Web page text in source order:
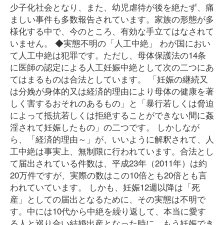
少子化社会となり、また、幼児虐待が後を絶たず、痛
ましい事件も多数報告されています。家族の形態が多
様化する中で、今のところ、有効な手立てはなされて
いません。 ◆実態不明の「人工中絶」 わが国におい
て人工中絶は犯罪です。ただし、母体保護法の14条
に医師の認定による人工妊娠中絶として次の二つにあ
てはまるものは合法としています。 「妊娠の継続又
は分娩が身体的又は経済的理由により母体の健康を著
しく害するおそれのあるもの」と「暴行若しくは脅迫
によって抵抗若しくは拒絶することができない間に姦
淫されて妊娠したもの」の二つです。 しかしなが
ら、「経済的理由～」が、いいように解釈されて、人
工中絶は事実上、無制限に行われています。合法とし
て届出されている件数は、平成23年（2011年）は約
20万件ですが、実際の数はこの10倍とも20倍とも言
われていています。 しかも、妊娠12週以降は「死
産」としての届出となるために、その実態は不明で
す。中には10代から中絶を繰り返して、本当に愛す